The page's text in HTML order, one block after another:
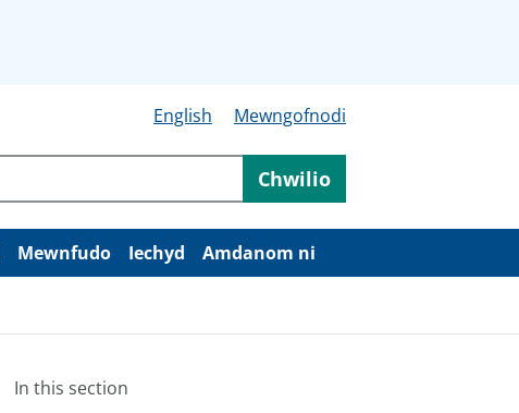
English Mewngofnodi
Chwilio
Mewnfudo Iechyd Amdanom ni
In this section